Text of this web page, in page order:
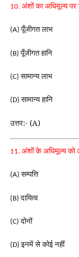
10. अंशों का अधिमूल्य पर
(A)पूँजीगत लाभ
(B)पूँजीगत हानि
(C)सामान्य लाभ
(D)सामान्य हानि
उत्तर:- (A)
11. अंशों के अधिमूल्य को
(A)सम्पत्ति
(B)दायित्व
(C)दोनों
(D)इनमें से कोई नहीं